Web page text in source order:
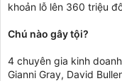
khoản lỗ lên 360 triệu
Chú nào gây tội?
4 chuyên gia kinh
Gianni Gray, David